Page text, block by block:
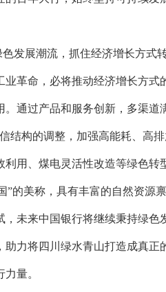
发展潮流，抓住经济增长方式
革命，必将推动经济增长方式
通过产品和服务创新，多渠道
结构的调整，加强高能耗、高
用、煤电灵活性改造等绿色转
”的美称，具有丰富的自然资源
未来中国银行将继续秉持绿色
助力将四川绿水青山打造成真正
量。